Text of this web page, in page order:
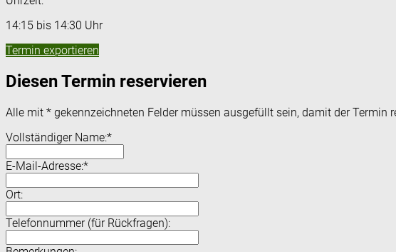
14:15 bis 14:30 Uhr
Termin exportieren
Diesen Termin reservieren
Alle mit * gekennzeichneten Felder müssen ausgefüllt sein, damit der Termin
Vollständiger Name:*
E-Mail-Adresse:*
Ort:
Telefonnummer (für Rückfragen):